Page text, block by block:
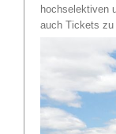
hochselektiven
auch Tickets zu